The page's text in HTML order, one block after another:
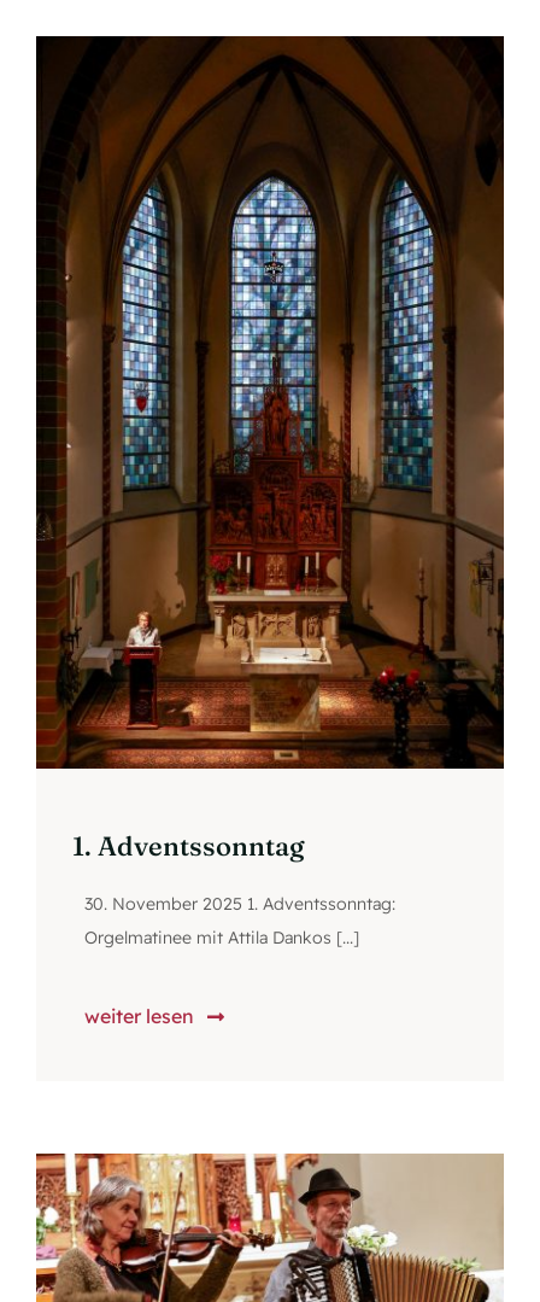
1. Adventssonntag
30. November 2025 1. Adventssonntag:
Orgelmatinee mit Attila Dankos [...]
weiter lesen